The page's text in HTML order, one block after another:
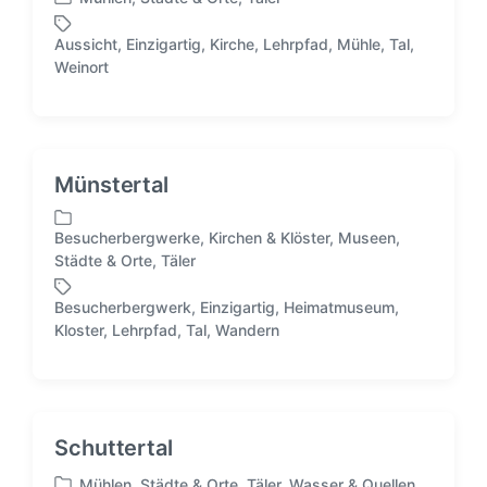
V
e
r
ö
t
l
i
c
h
t
i
S
c
w
ö
r
t
e
r
Aussicht, Einzigartig, Kirche, Lehrpfad, Mühle, Tal,
Weinort
Münstertal
V
r
ö
f
l
i
Besucherbergwerke, Kirchen & Klöster, Museen,
Städte & Orte, Täler
S
c
w
ö
Besucherbergwerk, Einzigartig, Heimatmuseum,
Kloster, Lehrpfad, Tal, Wandern
Schuttertal